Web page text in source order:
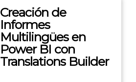
Creación de
Informes
Multilingües en
Power BI con
Translations Builder